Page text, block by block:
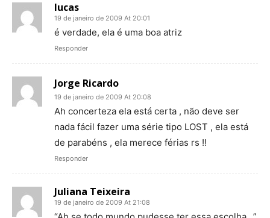
lucas
19 de janeiro de 2009 At 20:01
é verdade, ela é uma boa atriz
Responder
Jorge Ricardo
19 de janeiro de 2009 At 20:08
Ah concerteza ela está certa , não deve ser
nada fácil fazer uma série tipo LOST , ela está
de parabéns , ela merece férias rs !!
Responder
Juliana Teixeira
19 de janeiro de 2009 At 21:08